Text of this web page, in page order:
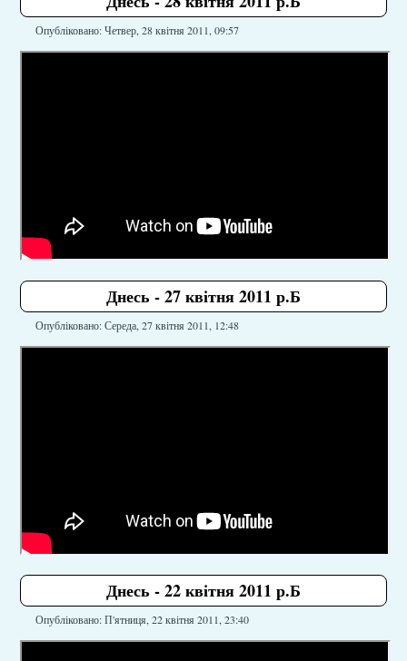
Опубліковано: Четвер, 28 квітня 2011, 09:57
Днесь - 27 квітня 2011 р.Б
Опубліковано: Середа, 27 квітня 2011, 12:48
Днесь - 22 квітня 2011 р.Б
Опубліковано: П'ятниця, 22 квітня 2011, 23:40